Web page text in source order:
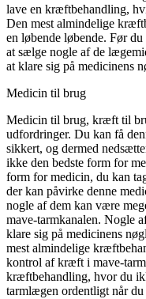
lave en kræftbehandling,
Den mest almindelige
en løbende løbende. Før
at sælge nogle af de
at klare sig på medicinens
Medicin til brug
Medicin til brug, kræft til
udfordringer. Du kan få
sikkert, og dermed
ikke den bedste form for
form for medicin, du kan
der kan påvirke denne
nogle af dem kan være
mave-tarmkanalen. Nogle
klare sig på medicinens
mest almindelige
kontrol af kræft i mave-
kræftbehandling, hvor du
tarmlægen ordentligt når